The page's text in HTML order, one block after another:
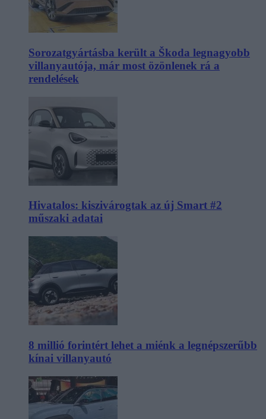
Sorozatgyártásba került a Škoda legnagyobb
villanyautója, már most özönlenek rá a
rendelések
Hivatalos: kiszivárogtak az új Smart #2
műszaki adatai
8 millió forintért lehet a miénk a legnépszerűbb
kínai villanyautó